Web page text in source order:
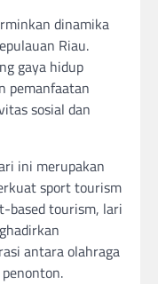
dinamika
Riau.
gaya hidup
pemanfaatan
sosial dan
ini merupakan
sport tourism
based tourism, lari
antara olahraga